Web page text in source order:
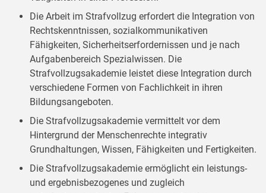
Die Arbeit im Strafvollzug erfordert die Integration von
Rechtskenntnissen, sozialkommunikativen
Fähigkeiten, Sicherheitserfordernissen und je nach
Aufgabenbereich Spezialwissen. Die
Strafvollzugsakademie leistet diese Integration durch
verschiedene Formen von Fachlichkeit in ihren
Bildungsangeboten.
Die Strafvollzugsakademie vermittelt vor dem
Hintergrund der Menschenrechte integrativ
Grundhaltungen, Wissen, Fähigkeiten und Fertigkeiten.
Die Strafvollzugsakademie ermöglicht ein leistungs-
und ergebnisbezogenes und zugleich